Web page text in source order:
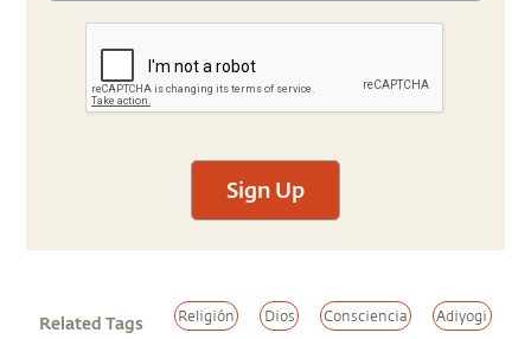
Sign Up
Related Tags Religión Dios Consciencia Adiyogi